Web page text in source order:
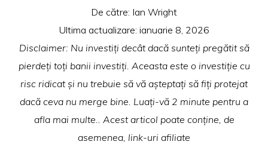
De către: Ian Wright
Ultima actualizare: ianuarie 8, 2026
Disclaimer: Nu investiți decât dacă sunteți pregătit să
pierdeți toți banii investiți. Aceasta este o investiție cu
risc ridicat și nu trebuie să vă așteptați să fiți protejat
dacă ceva nu merge bine. Luați-vă 2 minute pentru a
afla mai multe.. Acest articol poate conține, de
asemenea, link-uri afiliate